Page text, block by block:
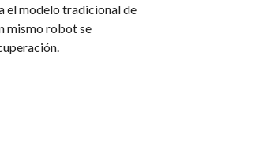
el modelo tradicional de
mismo robot se